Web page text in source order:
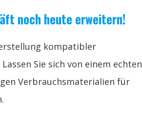
noch heute erweitern!
kompatibler
Sie sich von einem echten
Verbrauchsmaterialien für